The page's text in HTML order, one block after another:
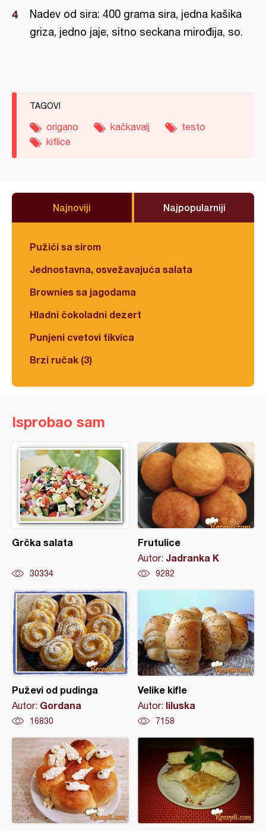
Nadev od sira: 400 grama sira, jedna kašika
griza, jedno jaje, sitno seckana mirođija, so.
TAGOVI
origano kačkavalj
testo
kiflice
Najnoviji Najpopularniji
Pužići sa sirom
Jednostavna, osvežavajuća salata
Brownies sa jagodama
Hladni čokoladni dezert
Punjeni cvetovi tikvica
Brzi ručak (3)
Isprobao sam
Grčka salata
30334
Frutulice
Autor: Jadranka K
9282
Puževi od pudinga
Autor: Gordana
16830
Velike kifle
Autor: liluska
7158